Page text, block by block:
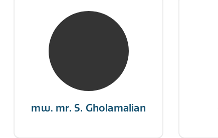
mw. mr. S. Gholamalian
mw. mr. S. Gholamalian
NIVRE Register-Expert
“Als je de richting van de wind
niet kunt veranderen, verander
dan de stand van je zeilen.”